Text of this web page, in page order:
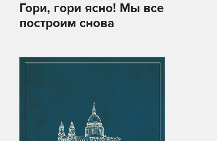
Гори, гори ясно! Мы все
построим снова